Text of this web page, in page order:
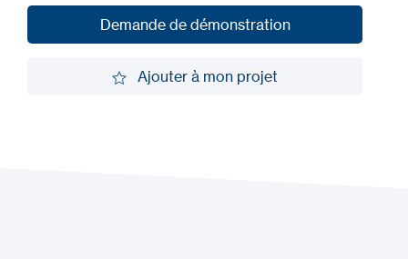
Demande de démonstration
Ajouter à mon projet